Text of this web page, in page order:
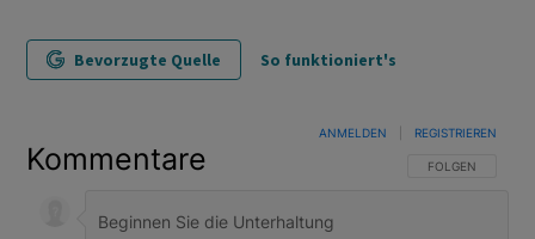
Bevorzugte Quelle So funktioniert's
Kommentare FOLGE DIESER
FOLGEN
ANMELDEN REGISTRIEREN